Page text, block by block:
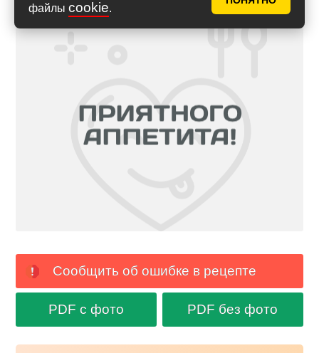
файлы cookie.
Сообщить об ошибке в рецепте
PDF с фото PDF без фото